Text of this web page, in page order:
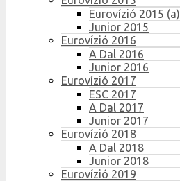
Eurovízió 2015 (a)
Junior 2015
Eurovízió 2016
A Dal 2016
Junior 2016
Eurovízió 2017
ESC 2017
A Dal 2017
Junior 2017
Eurovízió 2018
A Dal 2018
Junior 2018
Eurovízió 2019